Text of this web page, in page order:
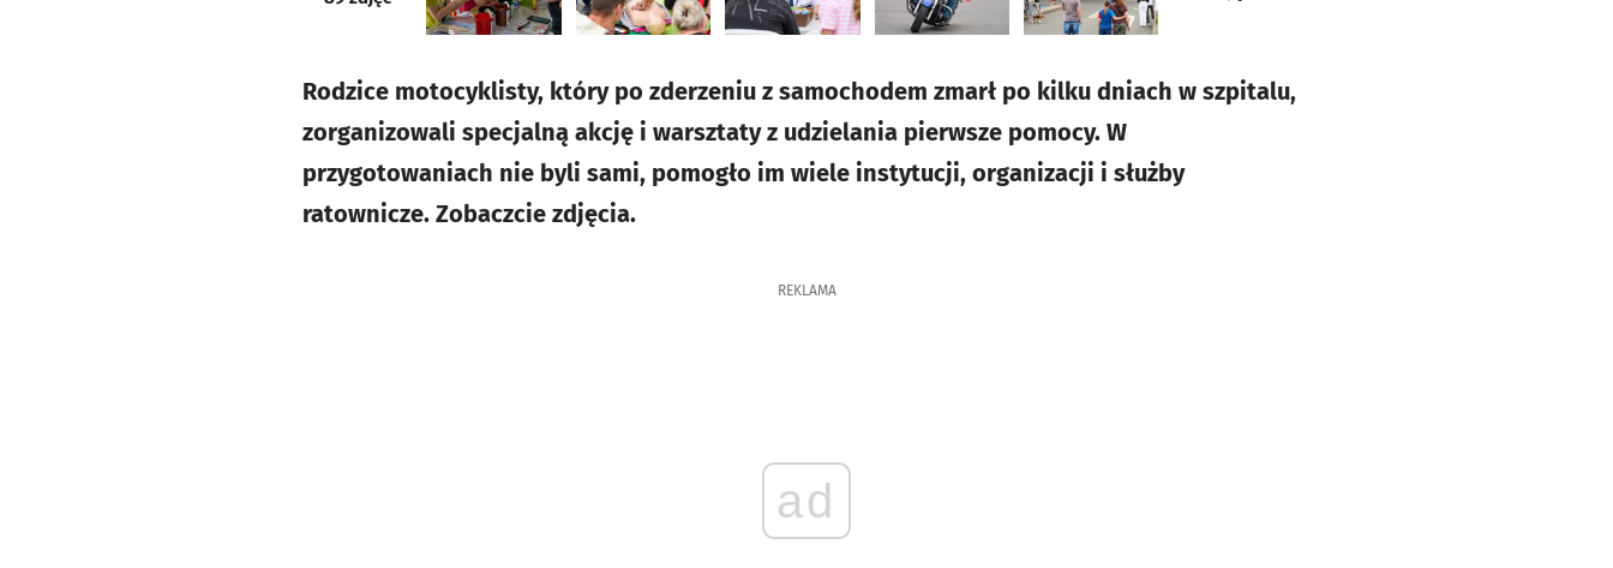
Rodzice motocyklisty, który po zderzeniu z samochodem zmarł po kilku dniach w szpitalu,
zorganizowali specjalną akcję i warsztaty z udzielania pierwsze pomocy. W
przygotowaniach nie byli sami, pomogło im wiele instytucji, organizacji i służby
ratownicze. Zobaczcie zdjęcia.
REKLAMA
ad